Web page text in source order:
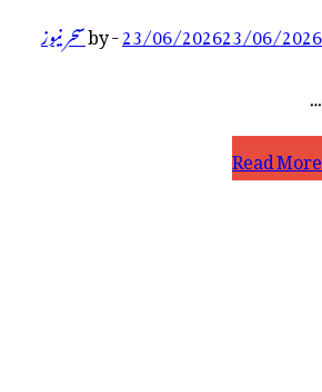
23/06/202623/06/2026
-
byسحر نیوز
…
بھیونڈی
Read More